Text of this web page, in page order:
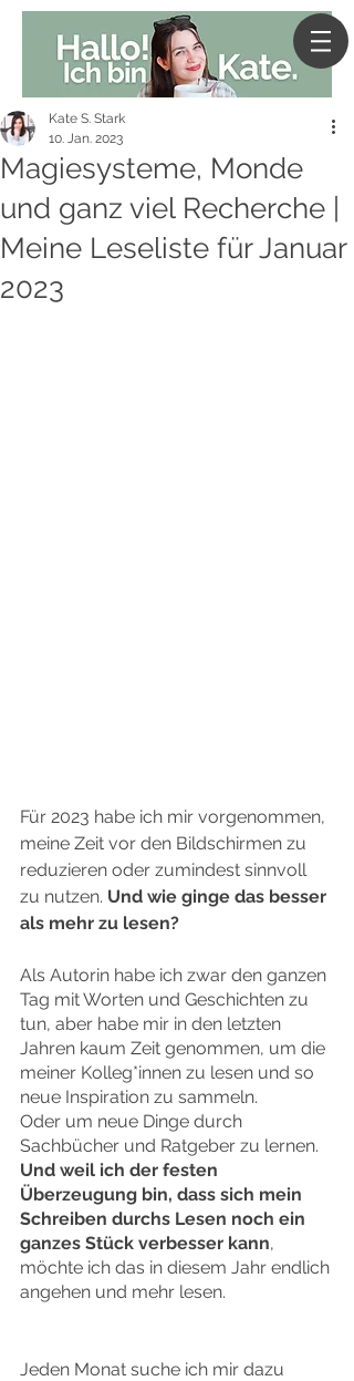
Magiesysteme, Monde
und ganz viel Recherche |
Meine Leseliste für Januar
2023
Kate S. Stark
10. Jan. 2023
Für 2023 habe ich mir vorgenommen,
meine Zeit vor den Bildschirmen zu
reduzieren oder zumindest sinnvoll
zu nutzen. Und wie ginge das besser
als mehr zu lesen?
Als Autorin habe ich zwar den ganzen
Tag mit Worten und Geschichten zu
tun, aber habe mir in den letzten
Jahren kaum Zeit genommen, um die
meiner Kolleg*innen zu lesen und so
neue Inspiration zu sammeln.
Oder um neue Dinge durch
Sachbücher und Ratgeber zu lernen.
Und weil ich der festen
Überzeugung bin, dass sich mein
Schreiben durchs Lesen noch ein
ganzes Stück verbesser kann,
möchte ich das in diesem Jahr endlich
angehen und mehr lesen.
Jeden Monat suche ich mir dazu